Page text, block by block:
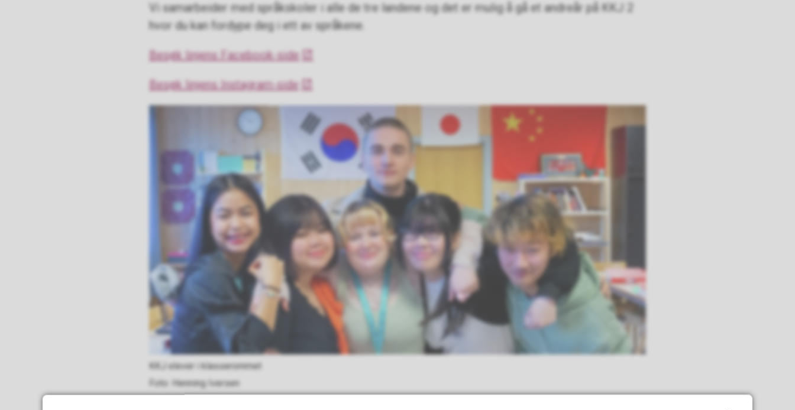
Vi samarbeider med språkskoler i alle de tre landene og det er mulig å gå et andreår på KKJ 2
hvor du kan fordype deg i ett av språkene.
Besøk linjens Facebook-side
Besøk linjens Instagram-side
KKJ elever i klasserommet
Henning Iversen